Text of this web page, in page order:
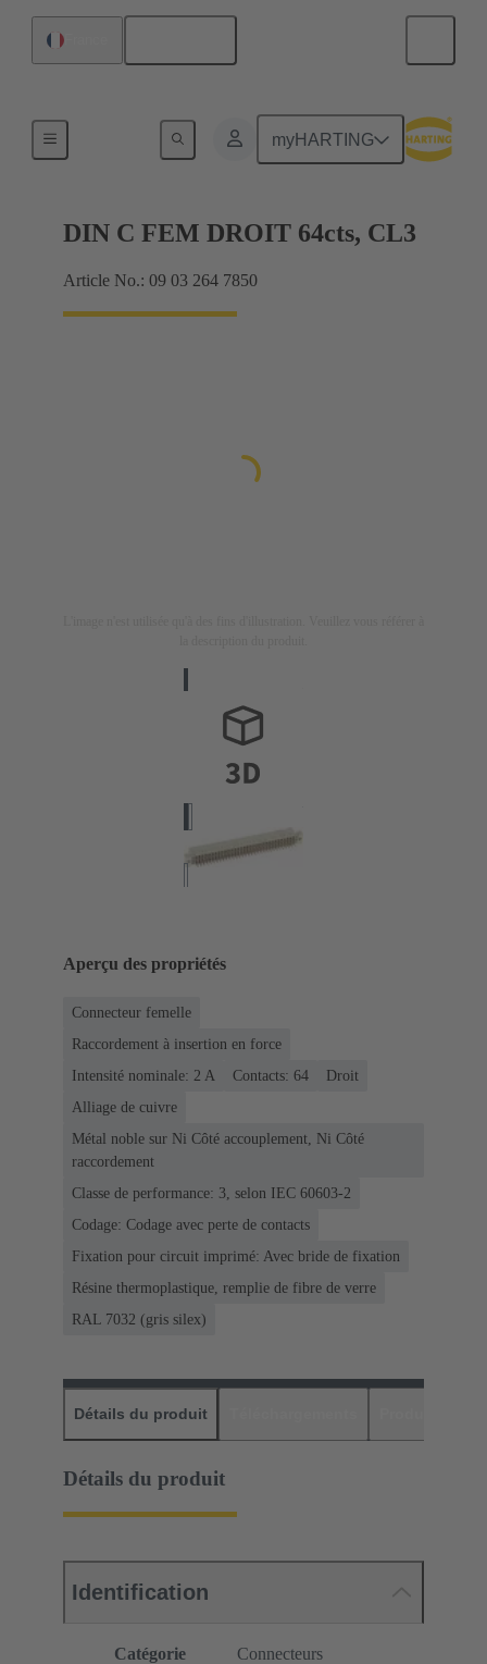
myHARTING
Raccordement carte mère à carte fille
DIN C FEM DROIT 64cts, CL3
Article No.: 09 03 264 7850
Aperçu des propriétés
Connecteur femelle
Raccordement à insertion en force
Intensité nominale: ‌2 A
Contacts: 64
Droit
Alliage de cuivre
Métal noble sur Ni Côté accouplement, Ni Côté
raccordement
Classe de performance: 3, selon IEC 60603-2
Codage: Codage avec perte de contacts
Fixation pour circuit imprimé: Avec bride de fixation
Résine thermoplastique, remplie de fibre de verre
RAL 7032 (gris silex)
Détails du produit
Détails du produit
Identification
Catégorie
Connecteurs